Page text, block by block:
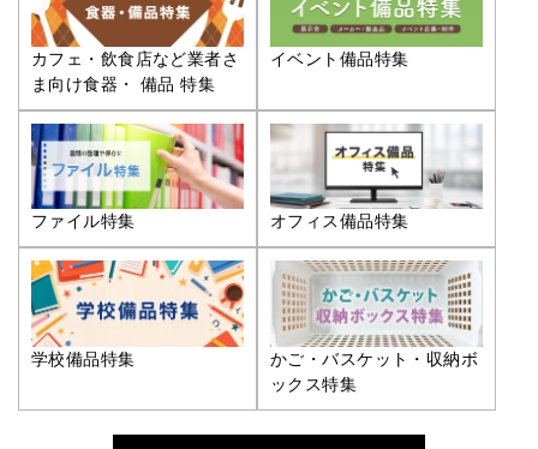
カフェ・飲食店など業者さ
ま向け食器・ 備品 特集
イベント備品特集
ファイル特集 オフィス備品特集
学校備品特集
かご・バスケット・収納ボ
ックス特集